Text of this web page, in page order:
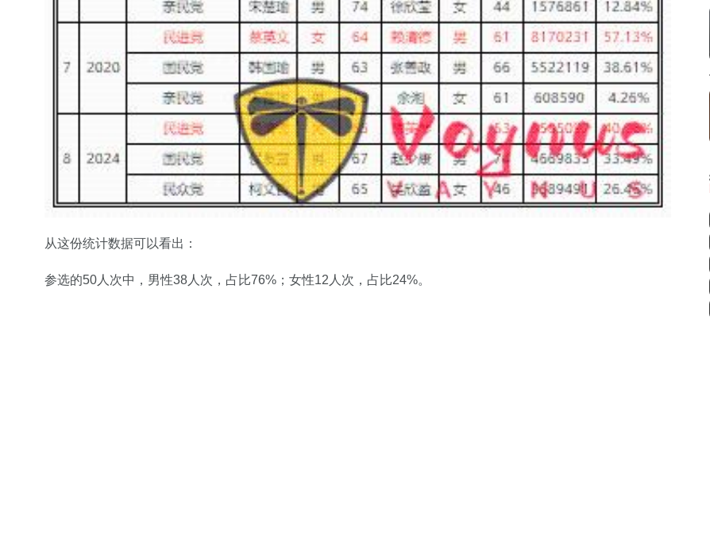
从这份统计数据可以看出：
参选的50人次中，男性38人次，占比76%；女性12人次，占比24%。